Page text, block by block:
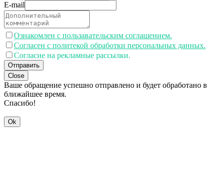
E-mail
Ознакомлен с пользавательским соглашением.
Согласен с политекой обработки персональных данных.
Согласие на рекламные рассылки.
Отправить
Close
Ваше обращение успешно отправлено и будет обработано в
ближайшее время.
Спасибо!
Ok